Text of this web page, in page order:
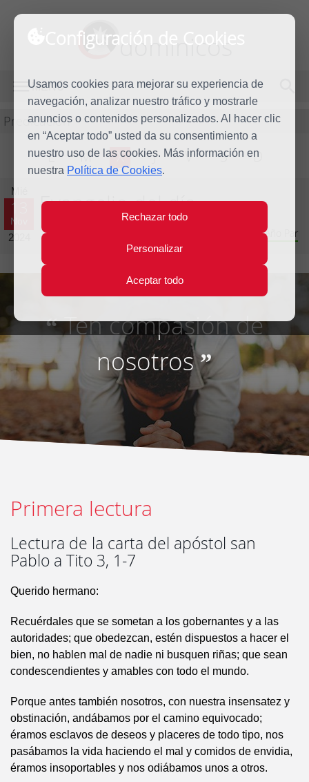
Configuración de Cookies
Usamos cookies para mejorar su experiencia de
navegación, analizar nuestro tráfico y mostrarle
anuncios o contenidos personalizados. Al hacer clic
en “Aceptar todo” usted da su consentimiento a
nuestro uso de las cookies. Más información en
nuestra Política de Cookies.
Rechazar todo
Personalizar
Aceptar todo
dominicos
MENÚ
Predicación
L M X J V S D
Mié
13
Nov
2024
Evangelio del día
Trigésimo segunda semana del Tiempo Ordinario - Año Par
“Ten compasión de
nosotros”
Primera lectura
Lectura de la carta del apóstol san
Pablo a Tito 3, 1-7
Querido hermano:
Recuérdales que se sometan a los gobernantes y a las
autoridades; que obedezcan, estén dispuestos a hacer el
bien, no hablen mal de nadie ni busquen riñas; que sean
condescendientes y amables con todo el mundo.
Porque antes también nosotros, con nuestra insensatez y
obstinación, andábamos por el camino equivocado;
éramos esclavos de deseos y placeres de todo tipo, nos
pasábamos la vida haciendo el mal y comidos de envidia,
éramos insoportables y nos odiábamos unos a otros.